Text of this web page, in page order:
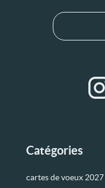
Catégories
cartes de voeux 2027